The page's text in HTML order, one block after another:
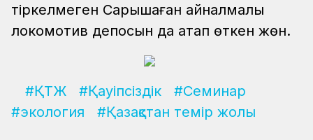
тіркелмеген Сарышаған айналмалы
локомотив депосын да атап өткен жөн.
#ҚТЖ #Қауіпсіздік
#Семинар
#экология
#Қазақстан темір жолы